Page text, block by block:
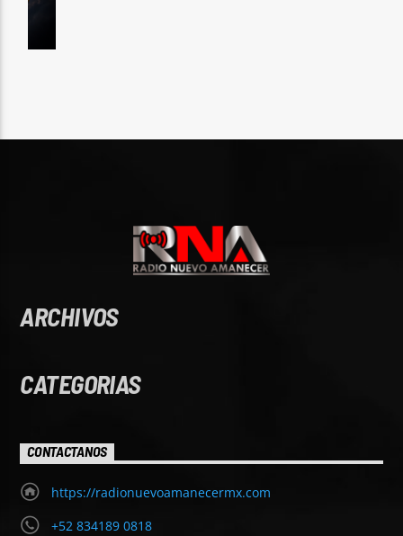
ARCHIVOS
CATEGORIAS
CONTACTANOS
https://radionuevoamanecermx.com
+52 834189 0818